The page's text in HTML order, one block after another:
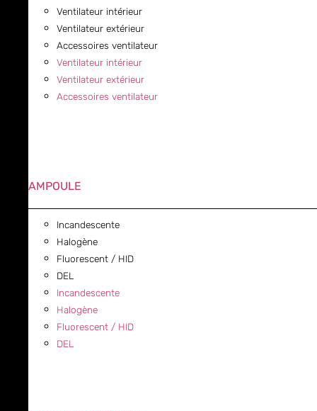
Ventilateur intérieur
Ventilateur extérieur
Accessoires ventilateur
Ventilateur intérieur
Ventilateur extérieur
Accessoires ventilateur
AMPOULE
Incandescente
Halogène
Fluorescent / HID
DEL
Incandescente
Halogène
Fluorescent / HID
DEL